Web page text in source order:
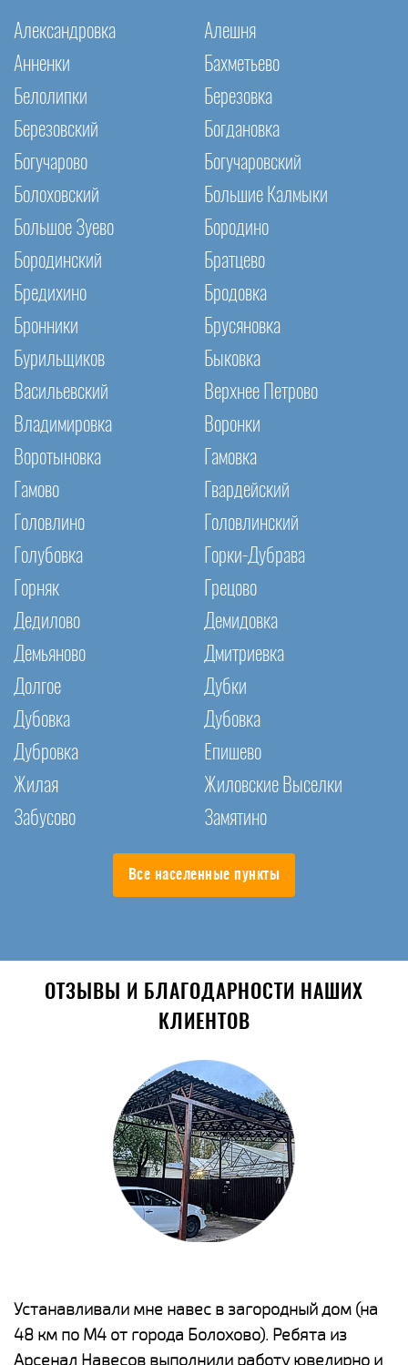
Александровка
Алешня
Анненки
Бахметьево
Белолипки
Березовка
Березовский
Богдановка
Богучарово
Богучаровский
Болоховский
Большие Калмыки
Большое Зуево
Бородино
Бородинский
Братцево
Бредихино
Бродовка
Бронники
Брусяновка
Бурильщиков
Быковка
Васильевский
Верхнее Петрово
Владимировка
Воронки
Воротыновка
Гамовка
Гамово
Гвардейский
Головлино
Головлинский
Голубовка
Горки-Дубрава
Горняк
Грецово
Дедилово
Демидовка
Демьяново
Дмитриевка
Долгое
Дубки
Дубовка
Дубовка
Дубровка
Епишево
Жилая
Жиловские Выселки
Забусово
Замятино
Все населенные пункты
ОТЗЫВЫ И БЛАГОДАРНОСТИ НАШИХ
КЛИЕНТОВ
Устанавливали мне навес в загородный дом (на
48 км по М4 от города Болохово). Ребята из
Арсенал Навесов выполнили работу ювелирно и